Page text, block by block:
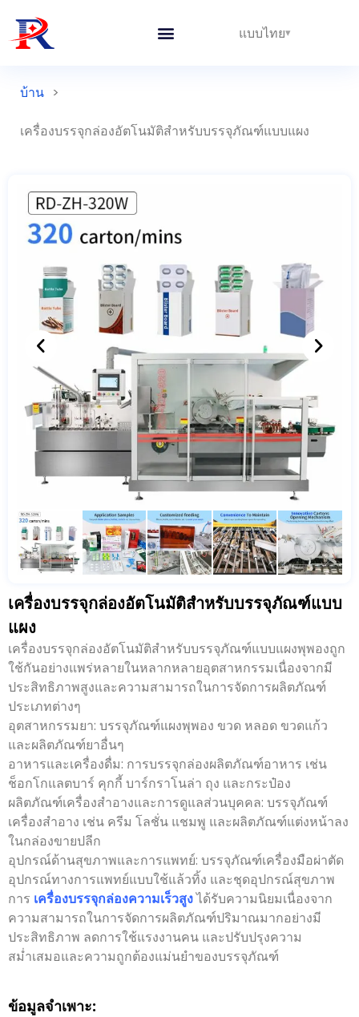
แบบไทย
บ้าน >
เครื่องบรรจุกล่องอัตโนมัติสำหรับบรรจุภัณฑ์แบบแผง
เครื่องบรรจุกล่องอัตโนมัติสำหรับบรรจุภัณฑ์แบบ
แผง
เครื่องบรรจุกล่องอัตโนมัติสำหรับบรรจุภัณฑ์แบบแผงพุพองถูก
ใช้กันอย่างแพร่หลายในหลากหลายอุตสาหกรรมเนื่องจากมี
ประสิทธิภาพสูงและความสามารถในการจัดการผลิตภัณฑ์
ประเภทต่างๆ
อุตสาหกรรมยา: บรรจุภัณฑ์แผงพุพอง ขวด หลอด ขวดแก้ว
และผลิตภัณฑ์ยาอื่นๆ
อาหารและเครื่องดื่ม: การบรรจุกล่องผลิตภัณฑ์อาหาร เช่น
ช็อกโกแลตบาร์ คุกกี้ บาร์กราโนล่า ถุง และกระป๋อง
ผลิตภัณฑ์เครื่องสำอางและการดูแลส่วนบุคคล: บรรจุภัณฑ์
เครื่องสำอาง เช่น ครีม โลชั่น แชมพู และผลิตภัณฑ์แต่งหน้าลง
ในกล่องขายปลีก
อุปกรณ์ด้านสุขภาพและการแพทย์: บรรจุภัณฑ์เครื่องมือผ่าตัด
อุปกรณ์ทางการแพทย์แบบใช้แล้วทิ้ง และชุดอุปกรณ์สุขภาพ
การ เครื่องบรรจุกล่องความเร็วสูงได้รับความนิยมเนื่องจาก
ความสามารถในการจัดการผลิตภัณฑ์ปริมาณมากอย่างมี
ประสิทธิภาพ ลดการใช้แรงงานคน และปรับปรุงความ
สม่ำเสมอและความถูกต้องแม่นยำของบรรจุภัณฑ์
ข้อมูลจำเพาะ: